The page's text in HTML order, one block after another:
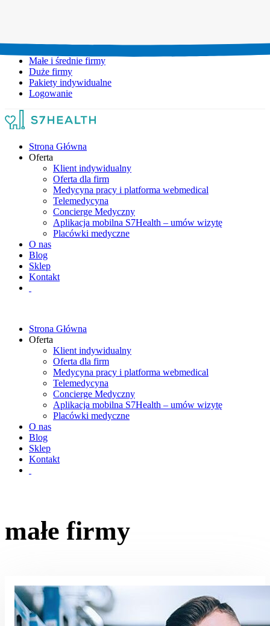
Małe i średnie firmy
Duże firmy
Pakiety indywidualne
Logowanie
Strona Główna
Oferta
Klient indywidualny
Oferta dla firm
Medycyna pracy i platforma webmedical
Telemedycyna
Concierge Medyczny
Aplikacja mobilna S7Health – umów wizytę
Placówki medyczne
O nas
Blog
Sklep
Kontakt
Strona Główna
Oferta
Klient indywidualny
Oferta dla firm
Medycyna pracy i platforma webmedical
Telemedycyna
Concierge Medyczny
Aplikacja mobilna S7Health – umów wizytę
Placówki medyczne
O nas
Blog
Sklep
Kontakt
małe firmy